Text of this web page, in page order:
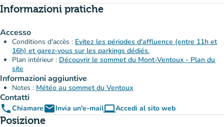
Informazioni pratiche
Accesso
Conditions d'accès : Evitez les périodes d'affluence (entre 11h et
16h) et garez-vous sur les parkings dédiés.
Plan intérieur : Découvrir le sommet du Mont-Ventoux - Plan du
site
Informazioni aggiuntive
Notes : Météo au sommet du Ventoux
Contatti
phoneChiamareemailInvia un'e-mailcomputerAccedi al sito web
(nuova scheda)
Posizione